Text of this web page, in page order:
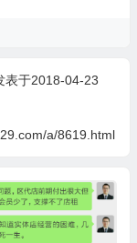
表于2018-04-23
a/8619.html